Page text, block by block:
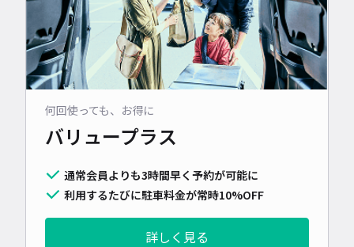
何回使っても、お得に
バリュープラス
通常会員よりも3時間早く予約が可能に
利用するたびに駐車料金が常時10%OFF
詳しく見る